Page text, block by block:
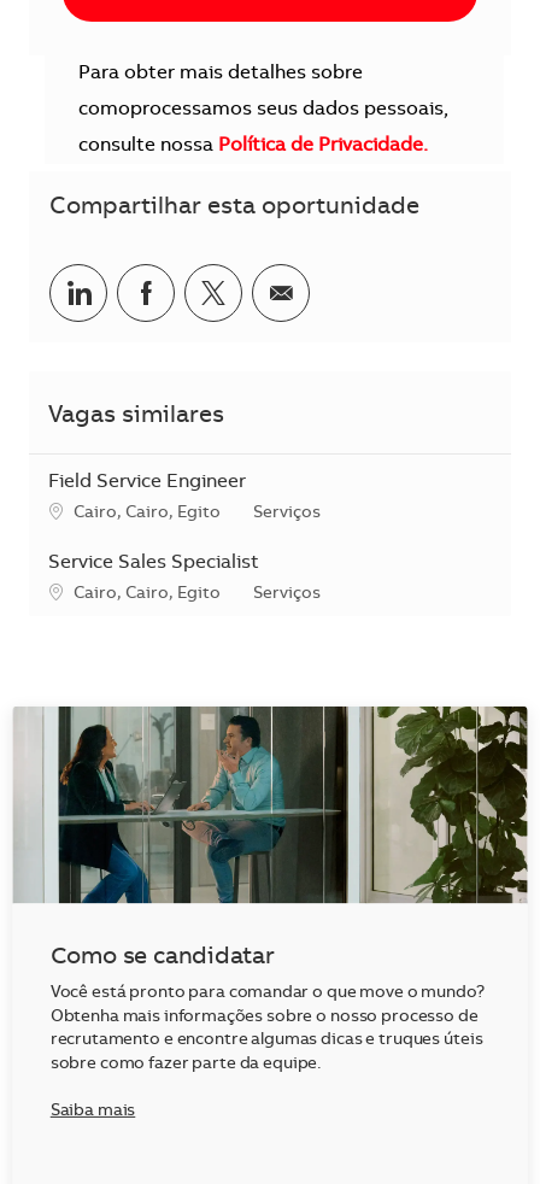
Para obter mais detalhes sobre
comoprocessamos seus dados pessoais,
consulte nossa Política de Privacidade.
Compartilhar esta oportunidade
Compartilhar no LinkedIn
Compartilhar no Facebook
Compartilhar no twitter
Compartilhar por e-
Vagas similares
Field Service Engineer
Localização
Cairo, Cairo, Egito Categoria
Serviços
Service Sales Specialist
Localização
Cairo, Cairo, Egito Categoria
Serviços
Como se candidatar
Você está pronto para comandar o que move o mundo?
Obtenha mais informações sobre o nosso processo de
recrutamento e encontre algumas dicas e truques úteis
sobre como fazer parte da equipe.
Saiba mais